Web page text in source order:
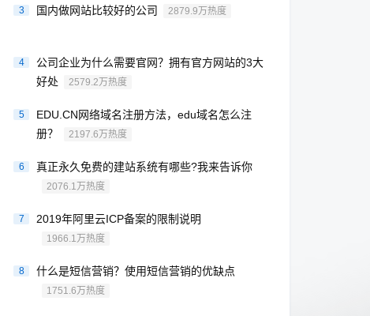
3 国内做网站比较好的公司 2879.9万热度
4
公司企业为什么需要官网？拥有官方网站的3大
好处
2579.2万热度
5
EDU.CN网络域名注册方法，edu域名怎么注
册？
2197.6万热度
6 真正永久免费的建站系统有哪些?我来告诉你
2076.1万热度
7 2019年阿里云ICP备案的限制说明
1966.1万热度
8 什么是短信营销？使用短信营销的优缺点
1751.6万热度